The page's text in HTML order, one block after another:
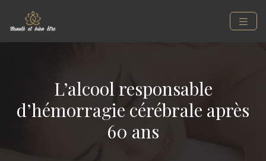
L’alcool responsable
d’hémorragie cérébrale après
60 ans